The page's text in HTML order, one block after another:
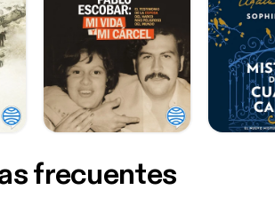
frecuentes